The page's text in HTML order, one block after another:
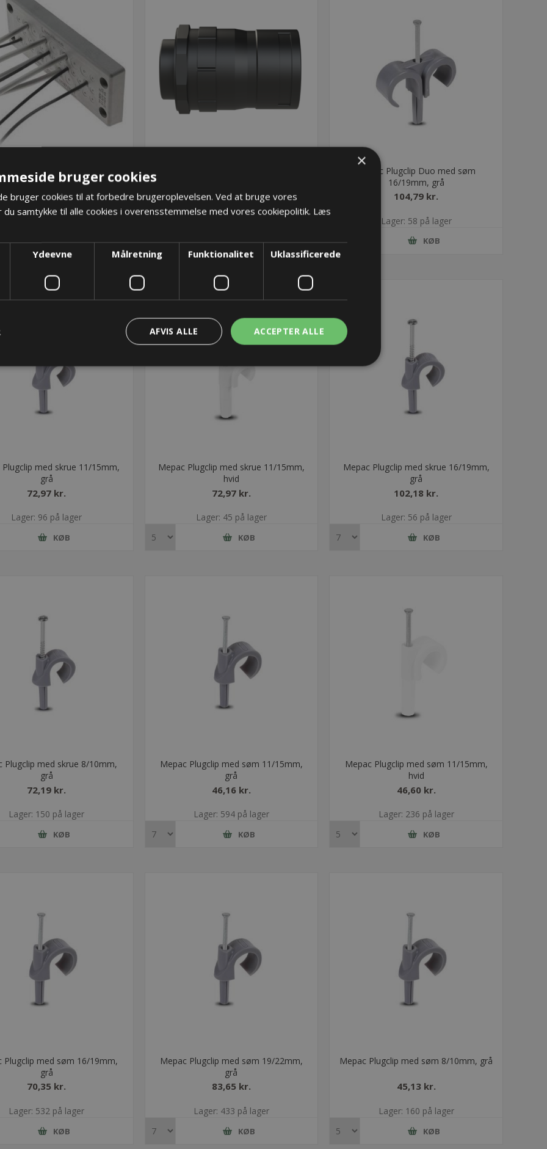
PDM 24/32G plade til
- Grå
156,75 kr.
Lager: 19 på lager
KØB
912,40 kr.
KØB
Mepac Plugclip Duo med søm
16/19mm, grå
104,79 kr.
Lager: 58 på lager
KØB
med skrue 11/15mm,
grå
72,97 kr.
Lager: 96 på lager
KØB
Mepac Plugclip med skrue 11/15mm,
hvid
72,97 kr.
Lager: 45 på lager
KØB
Mepac Plugclip med skrue 16/19mm,
grå
102,18 kr.
Lager: 56 på lager
KØB
Plugclip med skrue 8/10mm,
grå
72,19 kr.
Lager: 150 på lager
KØB
Mepac Plugclip med søm 11/15mm,
grå
46,16 kr.
Lager: 594 på lager
KØB
Mepac Plugclip med søm 11/15mm,
hvid
46,60 kr.
Lager: 236 på lager
KØB
Plugclip med søm 16/19mm,
grå
70,35 kr.
Lager: 532 på lager
KØB
Mepac Plugclip med søm 19/22mm,
grå
83,65 kr.
Lager: 433 på lager
KØB
Mepac Plugclip med søm 8/10mm, grå
45,13 kr.
Lager: 160 på lager
KØB
×
bruger cookies
bruger cookies til at forbedre brugeroplevelsen. Ved at bruge vores
samtykke til alle cookies i overensstemmelse med vores cookiepolitik. Læs
Ydeevne Målretning Funktionalitet Uklassificerede
ACCEPTER ALLE
AFVIS ALLE